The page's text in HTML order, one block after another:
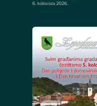
6. kolovoza 2026.